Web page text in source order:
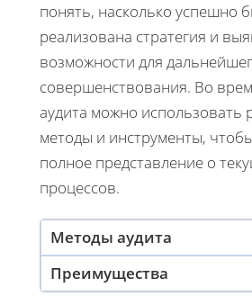
понять, насколько успешно
реализована стратегия и
возможности для
совершенствования. Во
аудита можно использовать
методы и инструменты,
полное представление о
процессов.
Методы аудита
Преимущества